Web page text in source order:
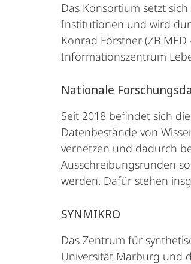
Das Konsortium setzt
Institutionen und wird
Konrad Förstner (ZB
Informationszentrum
Nationale
Seit 2018 befindet sich
Datenbestände von
vernetzen und dadurch
Ausschreibungsrunden
werden. Dafür stehen
SYNMIKRO
Das Zentrum für
Universität Marburg und